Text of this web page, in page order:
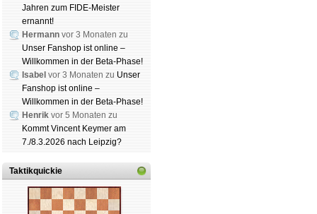
Jahren zum FIDE-Meister
ernannt!
Hermann vor 3 Monaten zu
Unser Fanshop ist online –
Willkommen in der Beta-Phase!
Isabel vor 3 Monaten zu Unser
Fanshop ist online –
Willkommen in der Beta-Phase!
Henrik vor 5 Monaten zu
Kommt Vincent Keymer am
7./8.3.2026 nach Leipzig?
Taktikquickie